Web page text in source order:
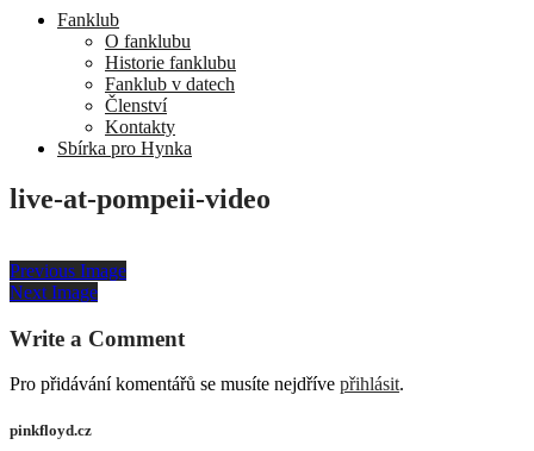
Fanklub
O fanklubu
Historie fanklubu
Fanklub v datech
Členství
Kontakty
Sbírka pro Hynka
live-at-pompeii-video
Previous Image
Next Image
Write a Comment
Pro přidávání komentářů se musíte nejdříve přihlásit.
pinkfloyd.cz